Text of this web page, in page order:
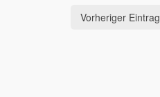
Vorheriger Eintrag